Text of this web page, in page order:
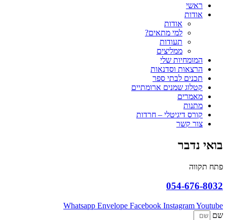
ראשי
אודות
אודות
למי מתאים?
תעודות
ממליצים
המומחיות שלי
הרצאות וסדנאות
תכנים לבתי ספר
קטלוג שמנים ארומתיים
מאמרים
מתנות
קורס דיגיטלי – חרדות
צור קשר
בואי נדבר
פתח תקווה
054-676-8032
Whatsapp Envelope Facebook InstagramYoutube
שם